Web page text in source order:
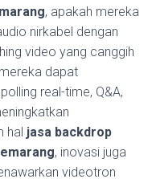
, apakah mereka
nirkabel dengan
video yang canggih
dapat
real-time, Q&A,
hal jasa backdrop
, inovasi juga
videotron